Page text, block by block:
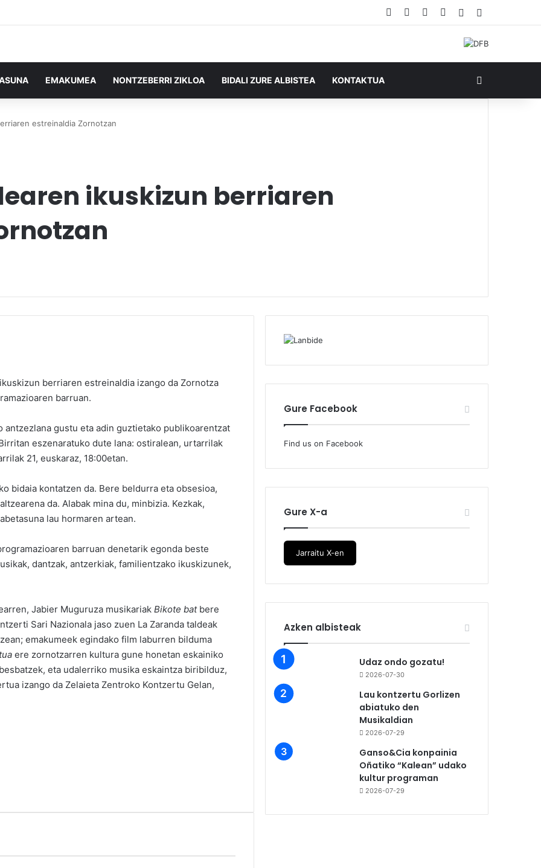
Facebook YouTube
RSS Ausazko
EMAKUMEA NONTZEBERRI ZIKLOA BIDALI ZURE ALBISTEA KONTAKTUA
estreinaldia Zornotzan
ikuskizun berriaren
berriaren estreinaldia izango da Zornotza
barruan.
antzezlana gustu eta adin guztietako publikoarentzat
eszenaratuko dute lana: ostiralean, urtarrilak
21, euskaraz, 18:00etan.
bidaia kontatzen da. Bere beldurra eta obsesioa,
da. Alabak mina du, minbizia. Kezkak,
lau hormaren artean.
barruan denetarik egonda beste
dantzak, antzerkiak, familientzako ikuskizunek,
Jabier Muguruza musikariak Bikote bat bere
Sari Nazionala jaso zuen La Zaranda taldeak
emakumeek egindako film laburren bilduma
ere zornotzarren kultura gune honetan eskainiko
eta udalerriko musika eskaintza biribilduz,
izango da Zelaieta Zentroko Kontzertu Gelan,
Gure Facebook
Find us on Facebook
Gure X-a
Jarraitu X-en
Azken albisteak
Udaz ondo gozatu!
2026-07-30
Lau kontzertu Gorlizen
abiatuko den
Musikaldian
2026-07-29
Ganso&Cia konpainia
Oñatiko “Kalean” udako
kultur programan
2026-07-29